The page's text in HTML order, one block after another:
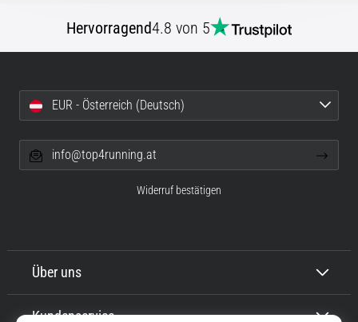
Hervorragend4.8 von 5
Über uns
Kundenservice
EUR - Österreich (Deutsch)
info@top4running.at
Widerruf bestätigen